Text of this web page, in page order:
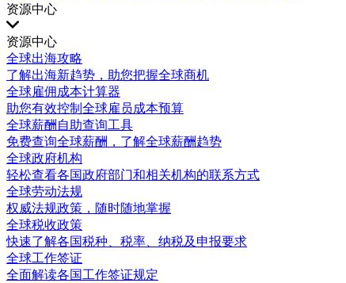
资源中心
资源中心
全球出海攻略
了解出海新趋势，助您把握全球商机
全球雇佣成本计算器
助您有效控制全球雇员成本预算
全球薪酬自助查询工具
免费查询全球薪酬，了解全球薪酬趋势
全球政府机构
轻松查看各国政府部门和相关机构的联系方式
全球劳动法规
权威法规政策，随时随地掌握
全球税收政策
快速了解各国税种、税率、纳税及申报要求
全球工作签证
全面解读各国工作签证规定